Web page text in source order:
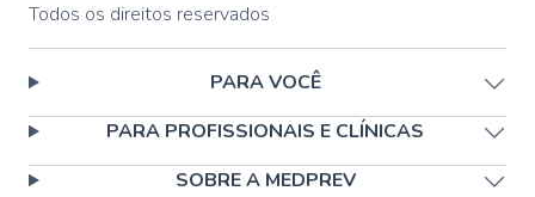
Todos os direitos reservados
PARA VOCÊ
PARA PROFISSIONAIS E CLÍNICAS
SOBRE A MEDPREV